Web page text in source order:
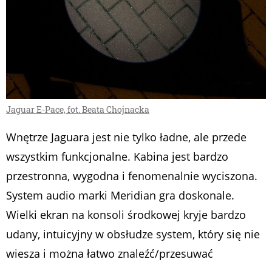
Jaguar E-Pace, fot. Beata Chojnacka
Wnętrze Jaguara jest nie tylko ładne, ale przede
wszystkim funkcjonalne. Kabina jest bardzo
przestronna, wygodna i fenomenalnie wyciszona.
System audio marki Meridian gra doskonale.
Wielki ekran na konsoli środkowej kryje bardzo
udany, intuicyjny w obsłudze system, który się nie
wiesza i można łatwo znaleźć/przesuwać